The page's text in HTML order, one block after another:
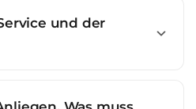
und der